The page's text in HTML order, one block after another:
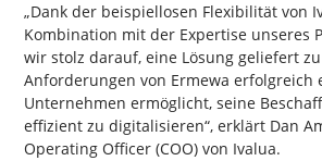
„Dank der beispiellosen Flexibilität von
Kombination mit der Expertise unseres
wir stolz darauf, eine Lösung geliefert
Anforderungen von Ermewa erfolgreich
Unternehmen ermöglicht, seine
effizient zu digitalisieren“, erklärt Dan
Operating Officer (COO) von Ivalua.